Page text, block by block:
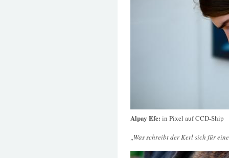
Alpay Efe: in Pixel auf CCD-Ship
„Was schreibt der Kerl sich für